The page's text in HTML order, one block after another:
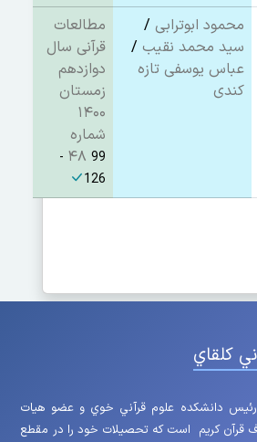
محمود ابوترابی /
سید محمد نقیب /
عباس یوسفی تازه
کندی
مطالعات
قرآنی سال
دوازدهم
زمستان
۱۴۰۰
شماره
۴۸ 99 -
126
كلقاي
دانشكده علوم قرآني خوي و عضو هيات
قرآن کریم است که تحصیلات خود را در مقطع